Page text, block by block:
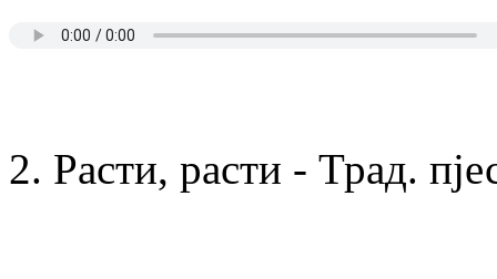
2. Расти, расти - Трад.